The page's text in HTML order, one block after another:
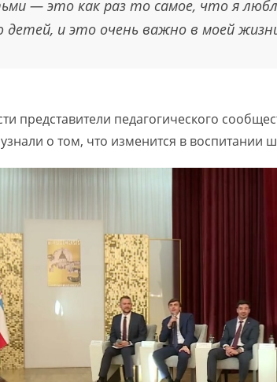
— это как раз то самое, что я
детей, и это очень важно в моей
представители педагогического
о том, что изменится в воспитании